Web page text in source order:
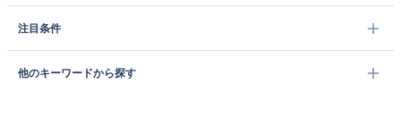
注目条件
他のキーワードから探す